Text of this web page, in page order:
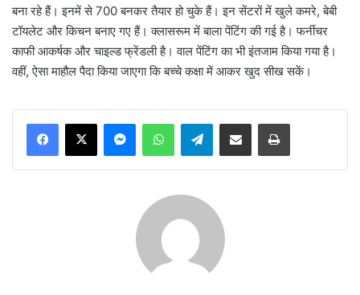
बना रहे हैं। इनमें से 700 बनकर तैयार हो चुके हैं। इन सेंटरों में खुले कमरे, बेबी
टॉयलेट और किचन बनाए गए हैं। क्लासरूम में बाला पेंटिंग की गई है। फर्नीचर
काफी आकर्षक और चाइल्ड फ्रेंडली है। वाल पेंटिंग का भी इंतजाम किया गया है।
वहीं, ऐसा माहौल पैदा किया जाएगा कि बच्चे कक्षा में आकर खुद सीख सकें।
MessengerWhatsAppTelegramShare via Email Print